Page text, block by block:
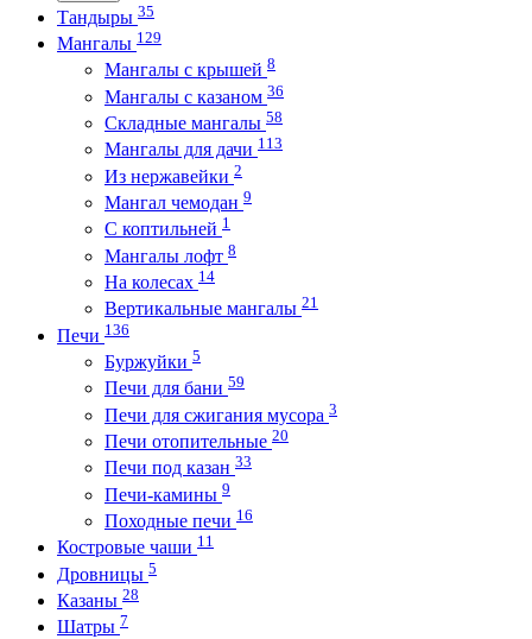
Тандыры 35
Мангалы 129
Мангалы с крышей 8
Мангалы с казаном 36
Складные мангалы 58
Мангалы для дачи 113
Из нержавейки 2
Мангал чемодан 9
С коптильней 1
Мангалы лофт 8
На колесах 14
Вертикальные мангалы 21
Печи 136
Буржуйки 5
Печи для бани 59
Печи для сжигания мусора 3
Печи отопительные 20
Печи под казан 33
Печи-камины 9
Походные печи 16
Костровые чаши 11
Дровницы 5
Казаны 28
Шатры 7